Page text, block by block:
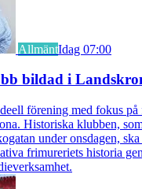
AllmäntIdag 07:00
bildad i
förening med fokus på
Historiska klubben,
under onsdagen, ska
frimureriets historia